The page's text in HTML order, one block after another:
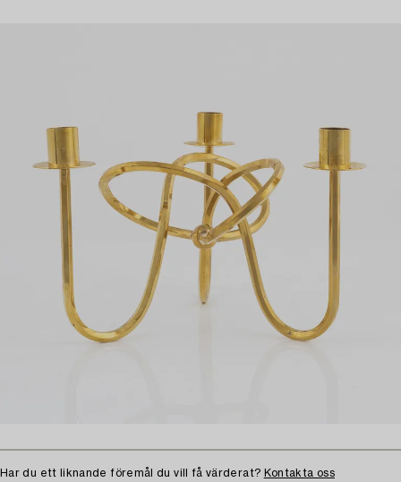
Har du ett liknande föremål du vill få värderat? Kontakta oss